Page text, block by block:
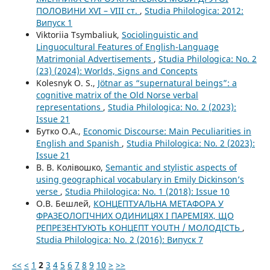
ПОЛОВИНИ XVI – VIII ст. , Studia Philologica: 2012:
Випуск 1
Viktoriia Tsymbaliuk, Sociolinguistic and
Linguocultural Features of English-Language
Matrimonial Advertisements , Studia Philologica: No. 2
(23) (2024): Worlds, Signs and Concepts
Kolesnyk O. S., Jötnar as “supernatural beings”: a
cognitive matrix of the Old Norse verbal
representations , Studia Philologica: No. 2 (2023):
Issue 21
Бутко О.А., Economic Discourse: Main Peculiarities in
English and Spanish , Studia Philologica: No. 2 (2023):
Issue 21
В. В. Колівошко, Semantic and stylistic aspects of
using geographical vocabulary in Emily Dickinson’s
verse , Studia Philologica: No. 1 (2018): Issue 10
О.В. Бешлей, КОНЦЕПТУАЛЬНА МЕТАФОРА У
ФРАЗЕОЛОГІЧНИХ ОДИНИЦЯХ І ПАРЕМІЯХ, ЩО
РЕПРЕЗЕНТУЮТЬ КОНЦЕПТ YOUTH / МОЛОДІСТЬ ,
Studia Philologica: No. 2 (2016): Випуск 7
<< < 1 2 3 4 5 6 7 8 9 10 > >>